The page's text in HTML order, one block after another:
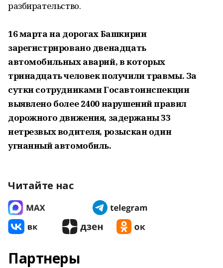
разбирательство.
16 марта на дорогах Башкирии
зарегистрировано двенадцать
автомобильных аварий, в которых
тринадцать человек получили травмы. За
сутки сотрудниками Госавтоинспекции
выявлено более 2400 нарушений правил
дорожного движения, задержаны 33
нетрезвых водителя, розыскан один
угнанный автомобиль.
Читайте нас
Партнеры